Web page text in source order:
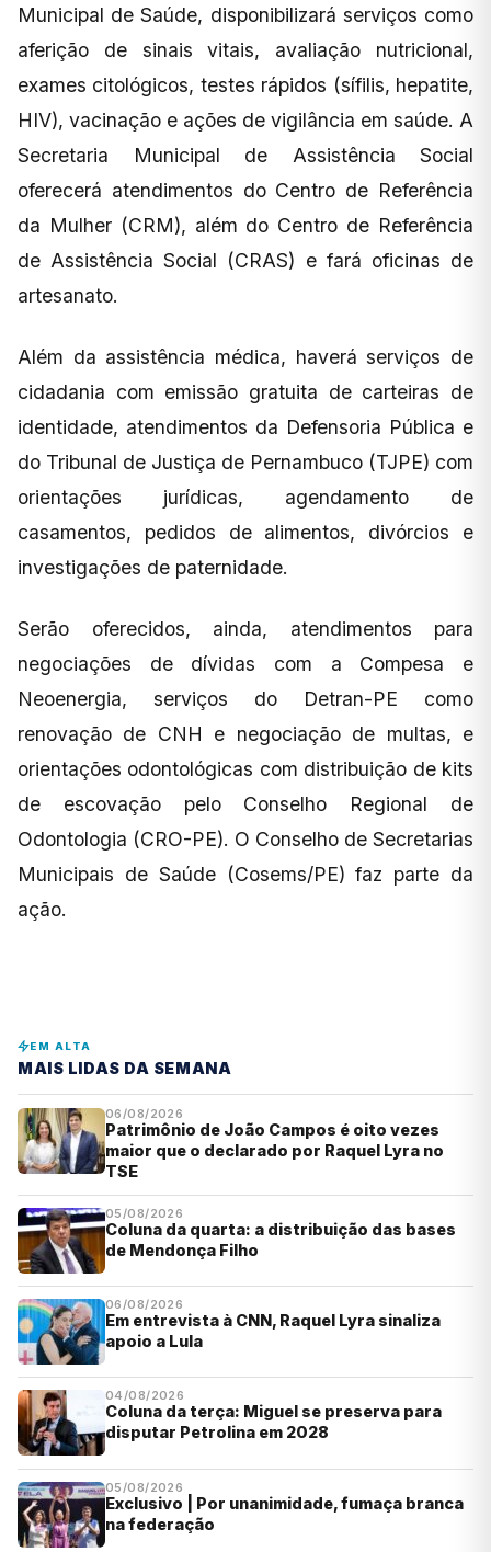
Municipal de Saúde, disponibilizará serviços como
aferição de sinais vitais, avaliação nutricional,
exames citológicos, testes rápidos (sífilis, hepatite,
HIV), vacinação e ações de vigilância em saúde. A
Secretaria Municipal de Assistência Social
oferecerá atendimentos do Centro de Referência
da Mulher (CRM), além do Centro de Referência
de Assistência Social (CRAS) e fará oficinas de
artesanato.
Além da assistência médica, haverá serviços de
cidadania com emissão gratuita de carteiras de
identidade, atendimentos da Defensoria Pública e
do Tribunal de Justiça de Pernambuco (TJPE) com
orientações jurídicas, agendamento de
casamentos, pedidos de alimentos, divórcios e
investigações de paternidade.
Serão oferecidos, ainda, atendimentos para
negociações de dívidas com a Compesa e
Neoenergia, serviços do Detran-PE como
renovação de CNH e negociação de multas, e
orientações odontológicas com distribuição de kits
de escovação pelo Conselho Regional de
Odontologia (CRO-PE). O Conselho de Secretarias
Municipais de Saúde (Cosems/PE) faz parte da
ação.
EM ALTA
MAIS LIDAS DA SEMANA
06/08/2026
Patrimônio de João Campos é oito vezes
maior que o declarado por Raquel Lyra no
TSE
05/08/2026
Coluna da quarta: a distribuição das bases
de Mendonça Filho
06/08/2026
Em entrevista à CNN, Raquel Lyra sinaliza
apoio a Lula
04/08/2026
Coluna da terça: Miguel se preserva para
disputar Petrolina em 2028
05/08/2026
Exclusivo | Por unanimidade, fumaça branca
na federação